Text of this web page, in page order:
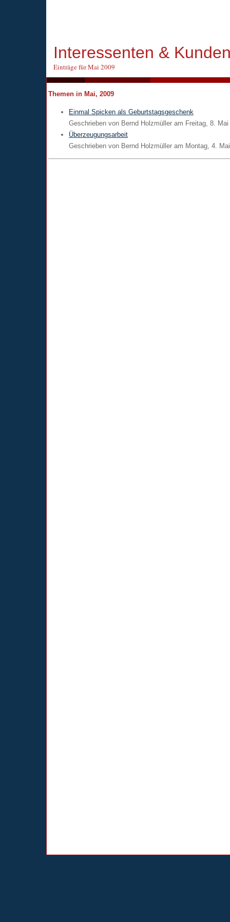
Interessenten &
Einträge für Mai 2009
Themen in Mai, 2009
Einmal Spicken als Geburtstagsgeschenk
Geschrieben von Bernd Holzmüller am Freitag, 8. Mai
Überzeugungsarbeit
Geschrieben von Bernd Holzmüller am Montag, 4.